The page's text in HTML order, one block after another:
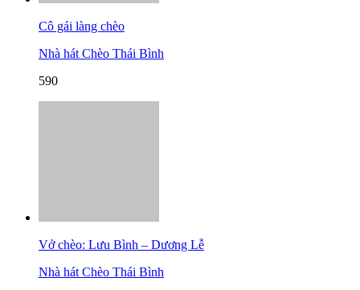
Cô gái làng chèo
Nhà hát Chèo Thái Bình
590
Vở chèo: Lưu Bình – Dương Lễ
Nhà hát Chèo Thái Bình